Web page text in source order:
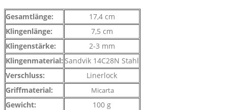
Gesamtlänge:
17,4 cm
Klingenlänge:
7,5 cm
Klingenstärke:
2-3 mm
Klingenmaterial: Sandvik 14C28N Stahl
Verschluss:
Linerlock
Griffmaterial:
Micarta
Gewicht:
100 g